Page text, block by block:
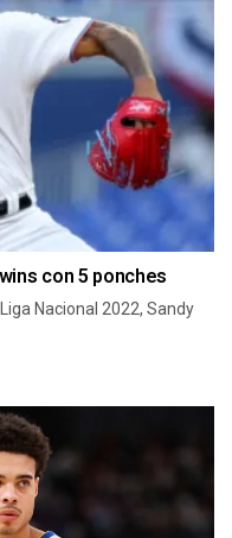
con 5 ponches
Nacional 2022, Sandy